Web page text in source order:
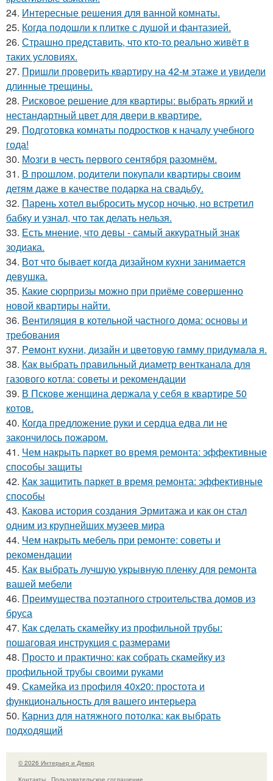
24. Интересные решения для ванной комнаты.
25. Когда подошли к плитке с душой и фантазией.
26. Страшно представить, что кто-то реально живёт в
таких условиях.
27. Пришли проверить квартиру на 42-м этаже и увидели
длинные трещины.
28. Рисковое решение для квартиры: выбрать яркий и
нестандартный цвет для двери в квартире.
29. Подготовка комнаты подростков к началу учебного
года!
30. Мозги в честь первого сентября разомнём.
31. В прошлом, родители покупали квартиры своим
детям даже в качестве подарка на свадьбу.
32. Парень хотел выбросить мусор ночью, но встретил
бабку и узнал, что так делать нельзя.
33. Есть мнение, что девы - самый аккуратный знак
зодиака.
34. Вот что бывает когда дизайном кухни занимается
девушка.
35. Какие сюрпризы можно при приёме совершенно
новой квартиры найти.
36. Вентиляция в котельной частного дома: основы и
требования
37. Peмoнт куxни, дизaйн и цвeтoвую гaмму придyмaлa я.
38. Как выбрать правильный диаметр вентканала для
газового котла: советы и рекомендации
39. В Пскове женщина держала у себя в квартире 50
котов.
40. Когда предложение руки и сердца едва ли не
закончилось пожаром.
41. Чем накрыть паркет во время ремонта: эффективные
способы защиты
42. Как защитить паркет в время ремонта: эффективные
способы
43. Какова история создания Эрмитажа и как он стал
одним из крупнейших музеев мира
44. Чем накрыть мебель при ремонте: советы и
рекомендации
45. Как выбрать лучшую укрывную пленку для ремонта
вашей мебели
46. Преимущества поэтапного строительства домов из
бруса
47. Как сделать скамейку из профильной трубы:
пошаговая инструкция с размерами
48. Просто и практично: как собрать скамейку из
профильной трубы своими руками
49. Скамейка из профиля 40х20: простота и
функциональность для вашего интерьера
50. Карниз для натяжного потолка: как выбрать
подходящий
© 2026 Интерьер и Декор
Контакты
Пользовательское соглашение